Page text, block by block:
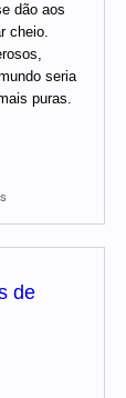
dão aos
cheio.
seria
puras.
de